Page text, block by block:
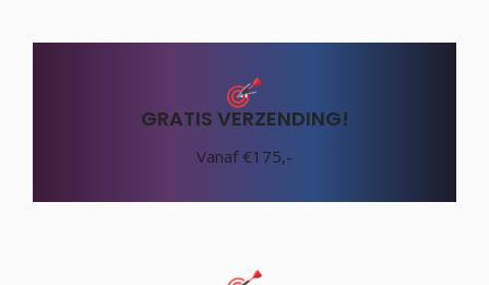
GRATIS VERZENDING!
Vanaf €175,-